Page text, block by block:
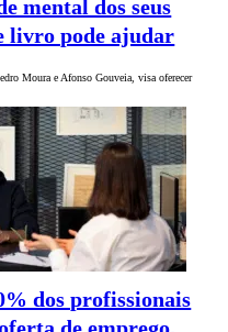
mental dos seus
livro pode ajudar
Moura e Afonso Gouveia, visa oferecer
dos profissionais